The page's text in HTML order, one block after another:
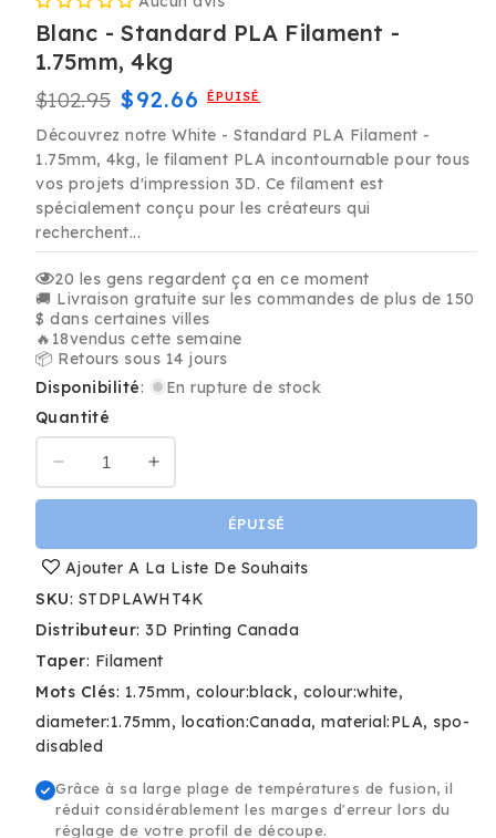
dans
une
fenêtre
Blanc - Standard PLA Filament -
1.75mm, 4kg
Prix
habituel
$102.95 Prix
promotionnel
$92.66 ÉPUISÉ
Découvrez notre White - Standard PLA Filament -
1.75mm, 4kg, le filament PLA incontournable pour tous
vos projets d'impression 3D. Ce filament est
spécialement conçu pour les créateurs qui
recherchent...
20 les gens regardent ça en ce moment
🚚 Livraison gratuite sur les commandes de plus de 150
$ dans certaines villes
🔥 18vendus cette semaine
📦 Retours sous 14 jours
Disponibilité:
En rupture de stock
Quantité
Réduire
la
Blanc
Standard
PLA
Filament
1.75mm,
4kg
Augmenter
la
Blanc
Standard
PLA
Filament
1.75mm,
4kg
ÉPUISÉ
Ajouter A La Liste De Souhaits
SKU: STDPLAWHT4K
Distributeur: 3D Printing Canada
Taper: Filament
Mots Clés: 1.75mm colour:black colour:white
diameter:1.75mm location:Canada material:PLA spo-
disabled
Grâce à sa large plage de températures de fusion, il
réduit considérablement les marges d'erreur lors du
réglage de votre profil de découpe.